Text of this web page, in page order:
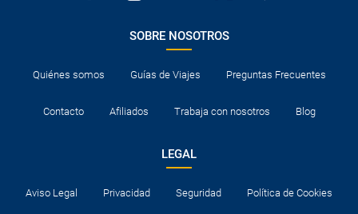
SOBRE NOSOTROS
Quiénes somos Guías de Viajes Preguntas Frecuentes
Contacto Afiliados Trabaja con nosotros Blog
LEGAL
Aviso Legal Privacidad Seguridad Política de Cookies